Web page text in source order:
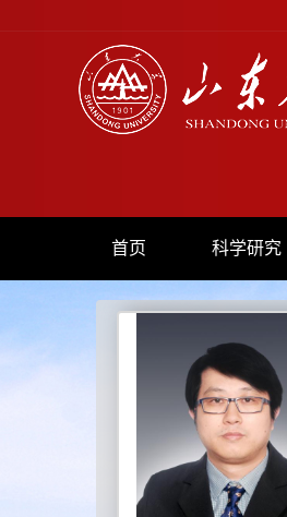
首页 科学研究